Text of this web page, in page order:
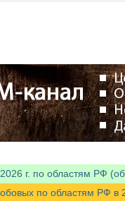
г. по областям РФ
по областям РФ в